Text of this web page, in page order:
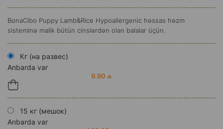
BonaCibo Puppy Lamb&Rice Hypoallergenic həssas həzm
sisteminə malik bütün cinslərdən olan balalar üçün.
Кг (на развес)
Anbarda var
9.90 ₼
15 кг (мешок)
Anbarda var